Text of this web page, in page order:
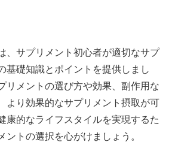
、サプリメント初心者が適切なサプ
基礎知識とポイントを提供しまし
リメントの選び方や効果、副作用な
より効果的なサプリメント摂取が可
康的なライフスタイルを実現するた
ントの選択を心がけましょう。